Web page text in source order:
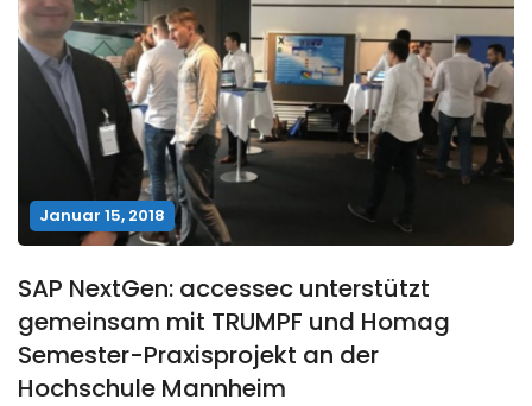
Januar 15, 2018
SAP NextGen: accessec unterstützt
gemeinsam mit TRUMPF und Homag
Semester-Praxisprojekt an der
Hochschule Mannheim